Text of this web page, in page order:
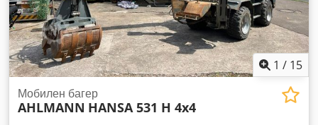
1 / 15
Мобилен багер
AHLMANN HANSA 531 H 4x4